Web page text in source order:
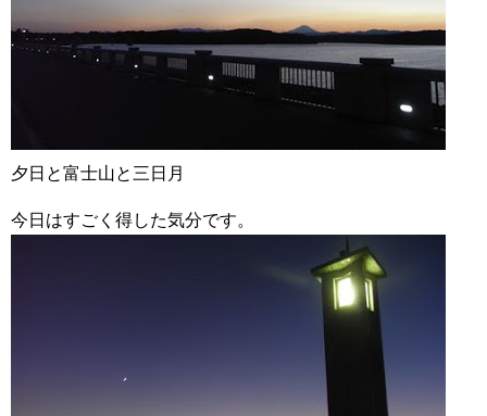
夕日と富士山と三日月
今日はすごく得した気分です。